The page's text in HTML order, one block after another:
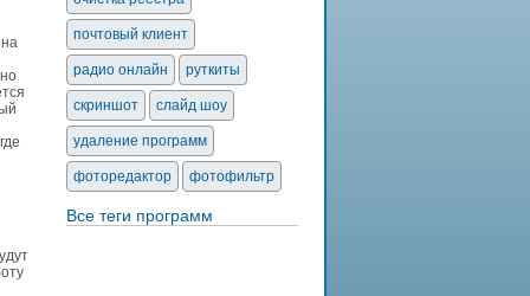
почтовый клиент
радио онлайн руткиты
скриншот слайд шоу
удаление программ
фоторедактор фотофильтр
Все теги программ